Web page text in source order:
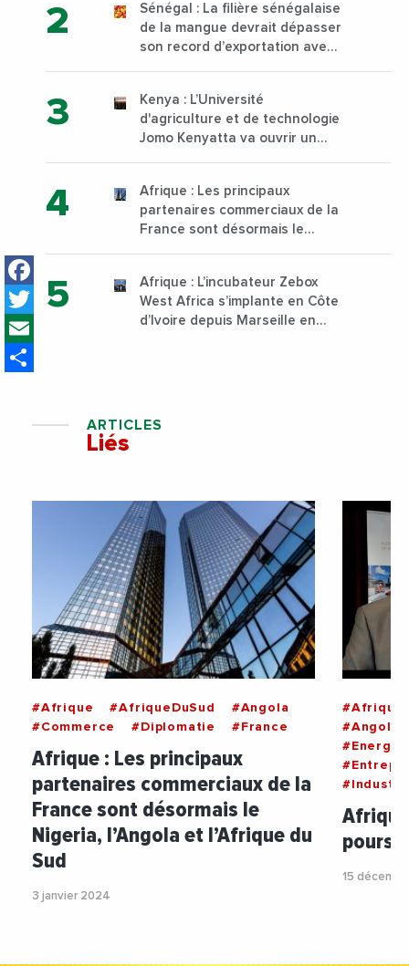
Facebook
Twitter
Sénégal : La filière sénégalaise
de la mangue devrait dépasser
son record d’exportation avec
Kenya : L’Université
d'agriculture et de technologie
Jomo Kenyatta va ouvrir un
sur son campus de Karen à
Nairobi dès janvier 2023
Afrique : Les principaux
partenaires commerciaux de la
France sont désormais le
Afrique : L’incubateur Zebox
West Africa s’implante en Côte
d’Ivoire depuis Marseille en
ARTICLES
Liés
#Afrique #AfriqueDuSud
#Angola
#Commerce
#Diplomatie #France
Afrique : Les principaux
partenaires commerciaux de la
France sont désormais le
Nigeria, l’Angola et l’Afrique du
Sud
3 janvier 2024
#Afrique
#Angola
#Energie
15